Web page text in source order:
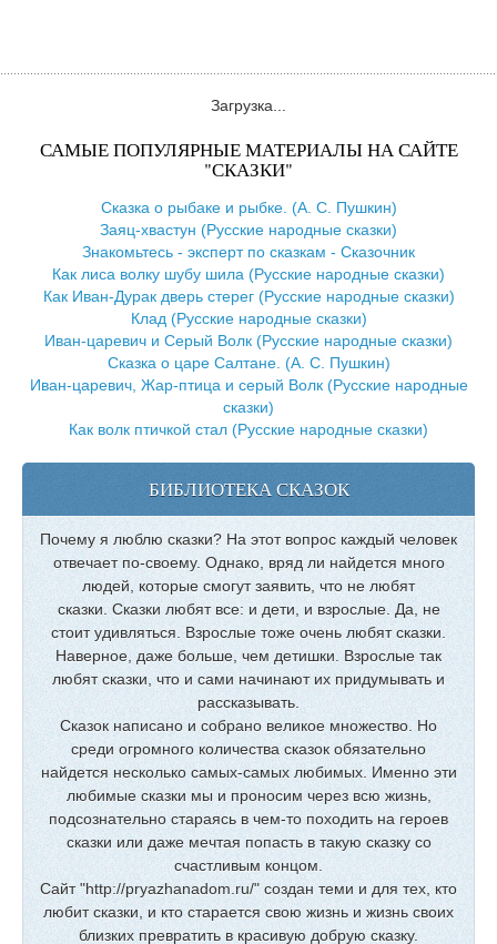
Загрузка...
САМЫЕ ПОПУЛЯРНЫЕ МАТЕРИАЛЫ НА САЙТЕ
"СКАЗКИ"
Сказка о рыбаке и рыбке. (А. С. Пушкин)
Заяц-хвастун (Русские народные сказки)
Знакомьтесь - эксперт по сказкам - Сказочник
Как лиса волку шубу шила (Русские народные сказки)
Как Иван-Дурак дверь стерег (Русские народные сказки)
Клад (Русские народные сказки)
Иван-царевич и Серый Волк (Русские народные сказки)
Сказка о царе Салтане. (А. С. Пушкин)
Иван-царевич, Жар-птица и серый Волк (Русские народные
сказки)
Как волк птичкой стал (Русские народные сказки)
БИБЛИОТЕКА СКАЗОК
Почему я люблю сказки? На этот вопрос каждый человек
отвечает по-своему. Однако, вряд ли найдется много
людей, которые смогут заявить, что не любят
сказки. Сказки любят все: и дети, и взрослые. Да, не
стоит удивляться. Взрослые тоже очень любят сказки.
Наверное, даже больше, чем детишки. Взрослые так
любят сказки, что и сами начинают их придумывать и
рассказывать.
Сказок написано и собрано великое множество. Но
среди огромного количества сказок обязательно
найдется несколько самых-самых любимых. Именно эти
любимые сказки мы и проносим через всю жизнь,
подсознательно стараясь в чем-то походить на героев
сказки или даже мечтая попасть в такую сказку со
счастливым концом.
Сайт "http://pryazhanadom.ru/" создан теми и для тех, кто
любит сказки, и кто старается свою жизнь и жизнь своих
близких превратить в красивую добрую сказку.